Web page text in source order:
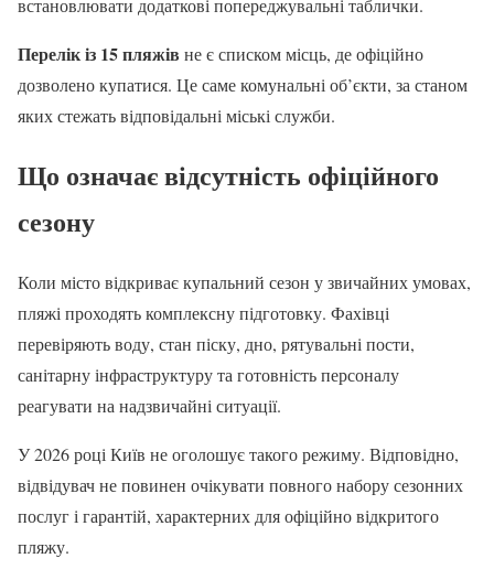
Перелік із 15 пляжів не є списком місць, де офіційно
дозволено купатися. Це саме комунальні об’єкти, за станом
яких стежать відповідальні міські служби.
Що означає відсутність офіційного
сезону
Коли місто відкриває купальний сезон у звичайних умовах,
пляжі проходять комплексну підготовку. Фахівці
перевіряють воду, стан піску, дно, рятувальні пости,
санітарну інфраструктуру та готовність персоналу
реагувати на надзвичайні ситуації.
У 2026 році Київ не оголошує такого режиму. Відповідно,
відвідувач не повинен очікувати повного набору сезонних
послуг і гарантій, характерних для офіційно відкритого
пляжу.